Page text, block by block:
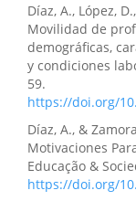
Díaz, A., López,
Movilidad de
demográficas,
y condiciones
59.
https://doi.org/
Díaz, A., &
Motivaciones
Educação &
https://doi.org/